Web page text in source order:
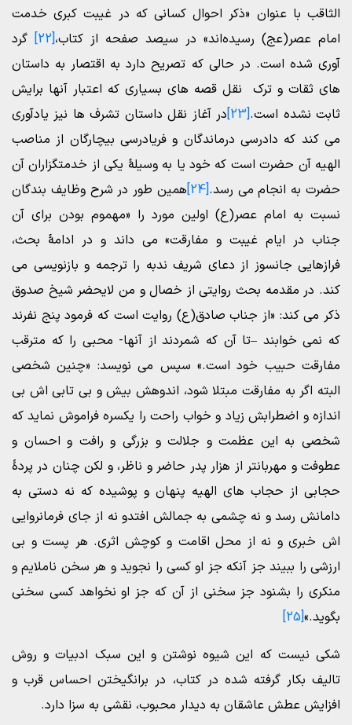
الثاقب با عنوان «ذکر احوال کسانی که در غیبت کبری خدمت
امام عصر(عج) رسیده‌اند» در سیصد صفحه از کتاب،[22]
گرد
آوری شده است. در حالی که تصریح دارد به اقتصار به داستان
های ثقات و ترک نقل قصه های بسیاری که اعتبار آنها برایش
ثابت نشده است.[23]
در آغاز نقل داستان تشرف ها نیز یادآوری
می کند که دادرسی درماندگان و فریادرسی بیچارگان از مناصب
الهیه آن حضرت است که خود یا به وسیلۀ یکی از خدمتگزاران آن
حضرت به انجام می رسد.[24]
همین طور در شرح وظایف بندگان
نسبت به امام عصر(ع) اولین مورد را «مهموم بودن برای آن
جناب در ایام غیبت و مفارقت» می داند و در ادامۀ بحث،
فرازهایی جانسوز از دعای شریف ندبه را ترجمه و بازنویسی می
کند. در مقدمه بحث روایتی از خصال و من لایحضر شیخ صدوق
ذکر می کند: «از جناب صادق(ع) روایت است که فرمود پنج نفرند
که نمی خوابند –تا آن که شمردند از آنها- محبی را که مترقب
مفارقت حبیب خود است.» سپس می نویسد: «چنین شخصی
البته اگر به مفارقت مبتلا شود، اندوهش بیش و بی تابی اش بی
اندازه و اضطرابش زیاد و خواب راحت را یکسره فراموش نماید که
شخصی به این عظمت و جلالت و بزرگی و رافت و احسان و
عطوفت و مهربانتر از هزار پدر حاضر و ناظر، و لکن چنان در پردۀ
حجابی از حجاب های الهیه پنهان و پوشیده که نه دستی به
دامانش رسد و نه چشمی به جمالش افتدو نه از جای فرمانروایی
اش خبری و نه از محل اقامت و کوچش اثری. هر پست و بی
ارزشی را ببیند جز آنکه جز او کسی را نجوید و هر سخن ناملایم و
منکری را بشنود جز سخنی از آن که جز او نخواهد کسی سخنی
بگوید.»[25]
شکی نیست که این شیوه نوشتن و این سبک ادبیات و روش
تالیف بکار گرفته شده در کتاب، در برانگیختن احساس قرب و
افزایش عطش عاشقان به دیدار محبوب، نقشی به سزا دارد.